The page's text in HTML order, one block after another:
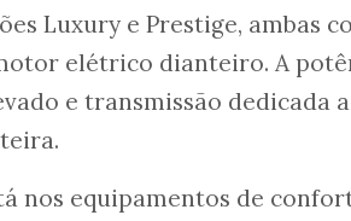
Luxury e Prestige, ambas
elétrico dianteiro. A
e transmissão dedicada
nos equipamentos de